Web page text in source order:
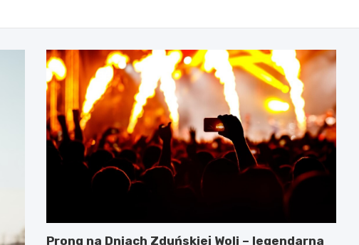
Prong na Dniach Zduńskiej Woli – legendarna